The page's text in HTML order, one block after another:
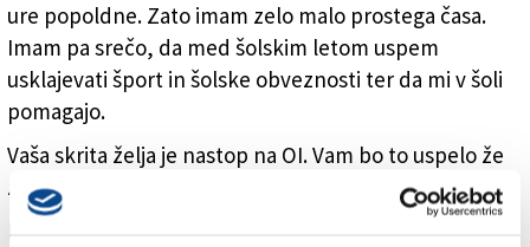
ure popoldne. Zato imam zelo malo prostega časa.
Imam pa srečo, da med šolskim letom uspem
usklajevati šport in šolske obveznosti ter da mi v šoli
pomagajo.
Vaša skrita želja je nastop na OI. Vam bo to uspelo že
za Tokio 2020?
Mislim, da je do naslednjih olimpijskih iger zelo malo